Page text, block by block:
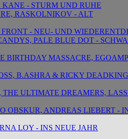
- STURM UND RUHE
RASKOLNIKOV - ALT
- NEU- UND
PALE BLUE DOT -
BIRTHDAY MASSACRE,
B.ASHRA & RICKY
ULTIMATE DREAMERS,
OBSKUR, ANDREAS LIEBERT -
LOY - INS NEUE JAHR